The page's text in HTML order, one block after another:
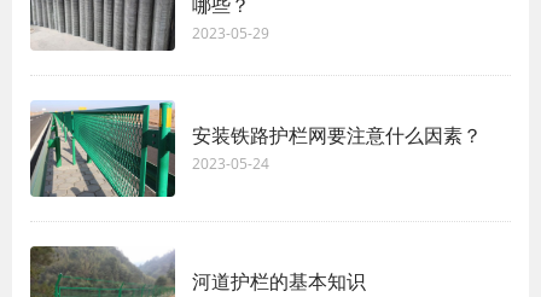
2023-05-29
安装铁路护栏网要注意什么因素？
2023-05-24
河道护栏的基本知识